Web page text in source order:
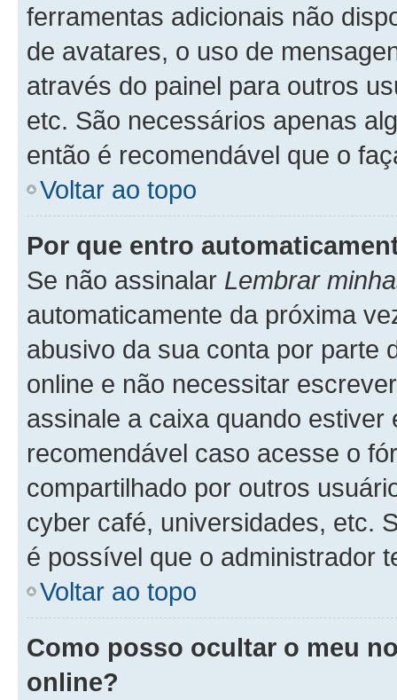
ferramentas adicionais não
de avatares, o uso de
através do painel para outros
etc. São necessários apenas
então é recomendável que o
Voltar ao topo
Por que entro
Se não assinalar Lembrar
automaticamente da próxima
abusivo da sua conta por parte
online e não necessitar
assinale a caixa quando
recomendável caso acesse o
compartilhado por outros
cyber café, universidades, etc.
é possível que o administrador
Voltar ao topo
Como posso ocultar o meu
online?